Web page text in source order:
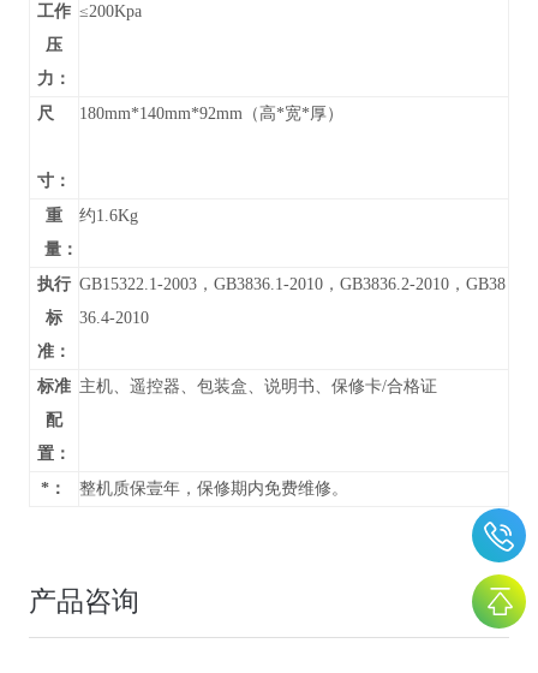
工作
压
力：
≤200Kpa
尺
寸：
180mm*140mm*92mm（高*宽*厚）
重
量：
约1.6Kg
执行
标
准：
GB15322.1-2003，GB3836.1-2010，GB3836.2-2010，GB38
36.4-2010
标准
配
置：
主机、遥控器、包装盒、说明书、保修卡/合格证
*： 整机质保壹年，保修期内免费维修。
产品咨询